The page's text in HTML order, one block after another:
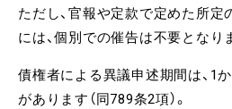
ただし、官報や定款で定めた所
には、個別での催告は不要となり
債権者による異議申述期間は、1
があります（同789条2項）。